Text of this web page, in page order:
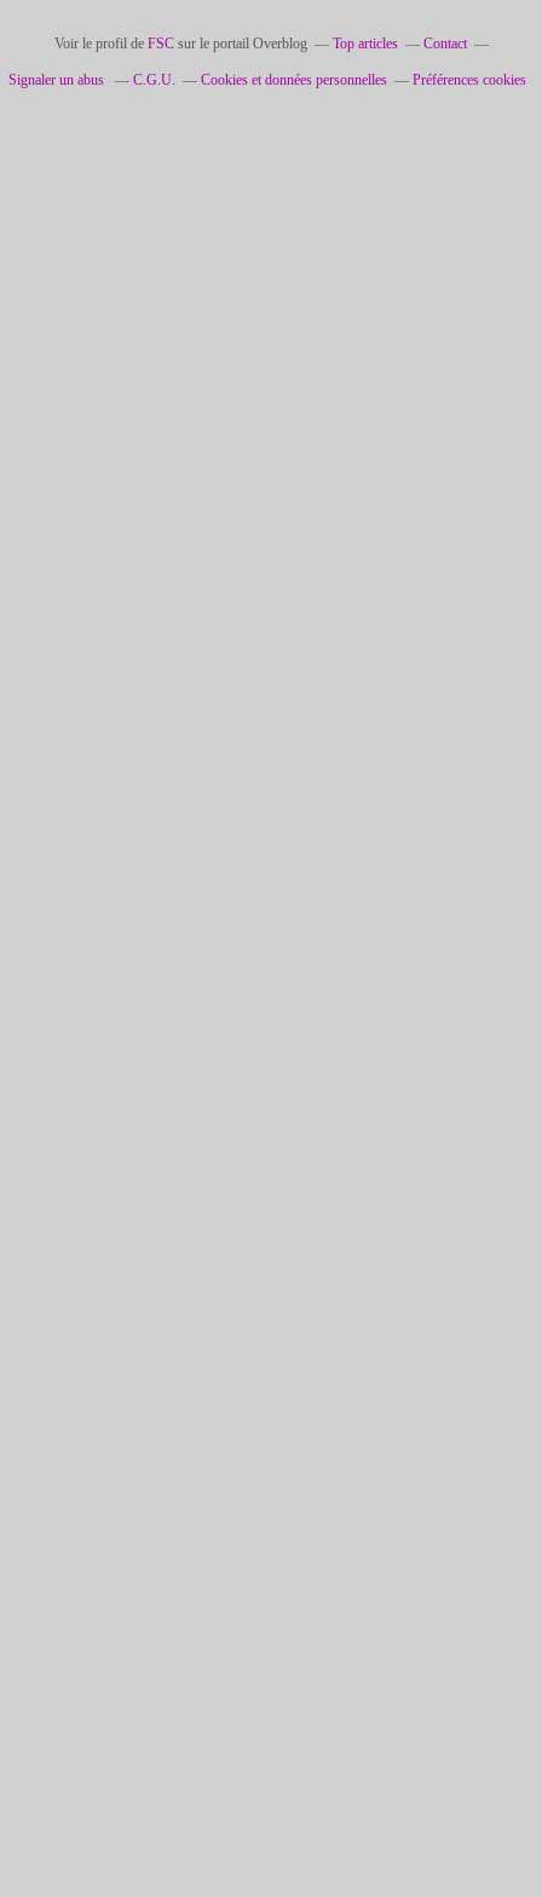
Voir le profil de FSCsur le portail Overblog Top articles Contact
Signaler un abus C.G.U. Cookies et données personnelles Préférences cookies